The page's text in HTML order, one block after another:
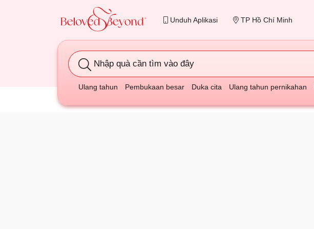
Unduh Aplikasi TP Hồ Chí Minh
Nhập quà cần tìm vào đây
Ulang tahun Pembukaan besar Duka cita Ulang tahun pernikahan